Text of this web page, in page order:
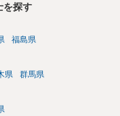
を探す
福島県
県 群馬県